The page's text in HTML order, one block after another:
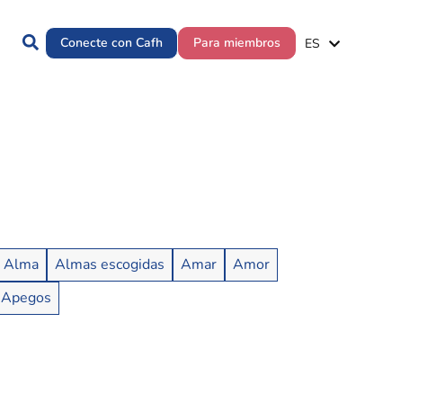
Conecte con Cafh Para miembros ES
PT
Alma Almas escogidas Amar
Amor
Apegos